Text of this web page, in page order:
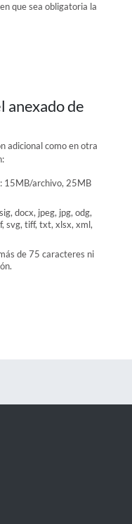
que sea obligatoria la
anexado de
adicional como en otra
15MB/archivo, 25MB
docx, jpeg, jpg, odg,
svg, tiff, txt, xlsx, xml,
de 75 caracteres ni